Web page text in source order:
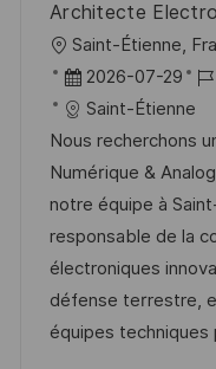
l
i
c
a
c
i
ó
n
Architecte
U
b
c
a
c
i
ó
n
Saint-Étienne,
F
e
c
h
a
d
e
p
u
2026-07-29
I
d
e
e
m
p
l
e
Saint-Étienne
Nous recherchons
Numérique &
notre équipe à
responsable de la
électroniques
défense terrestre,
équipes techniques